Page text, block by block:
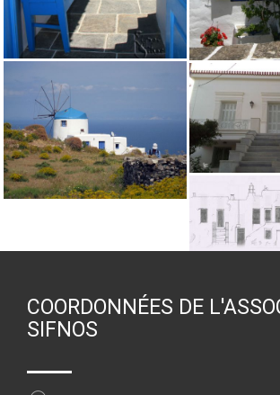
COORDONNÉES DE
SIFNOS